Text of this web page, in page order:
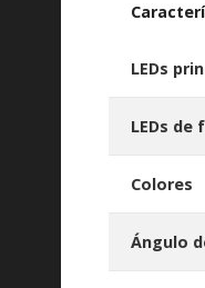
LEDs
LEDs de
Colores
Ángulo